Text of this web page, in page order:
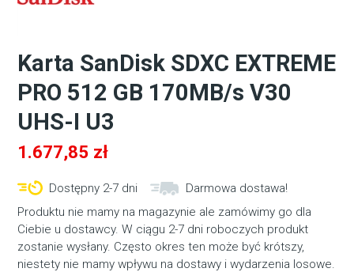
Karta SanDisk SDXC EXTREME
PRO 512 GB 170MB/s V30
UHS-I U3
1.677,85 zł
Dostępny 2-7 dni
Darmowa dostawa!
Produktu nie mamy na magazynie ale zamówimy go dla
Ciebie u dostawcy. W ciągu 2-7 dni roboczych produkt
zostanie wysłany. Często okres ten może być krótszy,
niestety nie mamy wpływu na dostawy i wydarzenia losowe.